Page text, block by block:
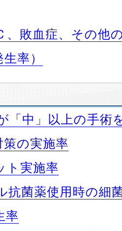
、敗血症、その他
率）
「中」以上の手術
の実施率
ト実施率
抗菌薬使用時の細
率